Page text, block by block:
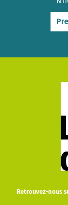
Retrouvez-nous